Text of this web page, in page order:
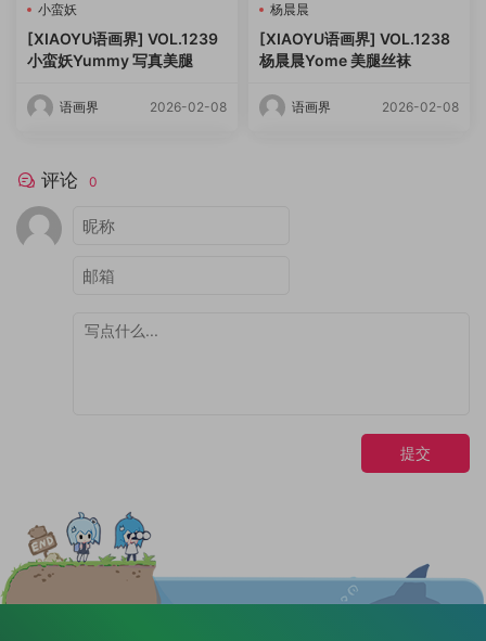
小蛮妖
[XIAOYU语画界] VOL.1239
小蛮妖Yummy 写真美腿
语画界 2026-02-08
杨晨晨
[XIAOYU语画界] VOL.1238
杨晨晨Yome 美腿丝袜
语画界 2026-02-08
评论 0
提交